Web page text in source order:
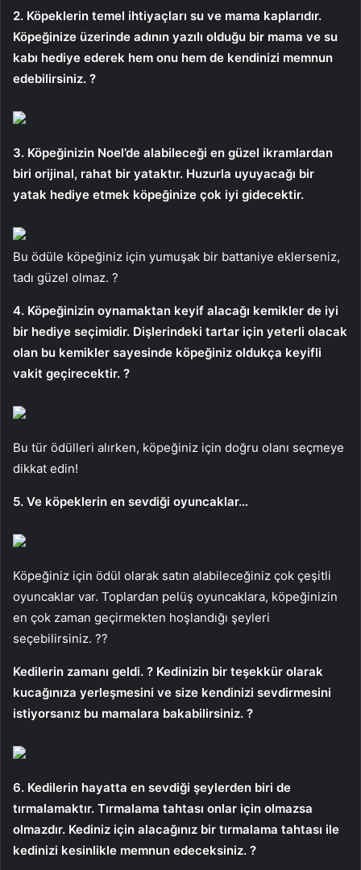
2. Köpeklerin temel ihtiyaçları su ve mama kaplarıdır.
Köpeğinize üzerinde adının yazılı olduğu bir mama ve su
kabı hediye ederek hem onu ​​hem de kendinizi memnun
edebilirsiniz. ?
3. Köpeğinizin Noel’de alabileceği en güzel ikramlardan
biri orijinal, rahat bir yataktır. Huzurla uyuyacağı bir
yatak hediye etmek köpeğinize çok iyi gidecektir.
Bu ödüle köpeğiniz için yumuşak bir battaniye eklerseniz,
tadı güzel olmaz. ?
4. Köpeğinizin oynamaktan keyif alacağı kemikler de iyi
bir hediye seçimidir. Dişlerindeki tartar için yeterli olacak
olan bu kemikler sayesinde köpeğiniz oldukça keyifli
vakit geçirecektir. ?
Bu tür ödülleri alırken, köpeğiniz için doğru olanı seçmeye
dikkat edin!
5. Ve köpeklerin en sevdiği oyuncaklar…
Köpeğiniz için ödül olarak satın alabileceğiniz çok çeşitli
oyuncaklar var. Toplardan pelüş oyuncaklara, köpeğinizin
en çok zaman geçirmekten hoşlandığı şeyleri
seçebilirsiniz. ??
Kedilerin zamanı geldi. ? Kedinizin bir teşekkür olarak
kucağınıza yerleşmesini ve size kendinizi sevdirmesini
istiyorsanız bu mamalara bakabilirsiniz. ?
6. Kedilerin hayatta en sevdiği şeylerden biri de
tırmalamaktır. Tırmalama tahtası onlar için olmazsa
olmazdır. Kediniz için alacağınız bir tırmalama tahtası ile
kedinizi kesinlikle memnun edeceksiniz. ?